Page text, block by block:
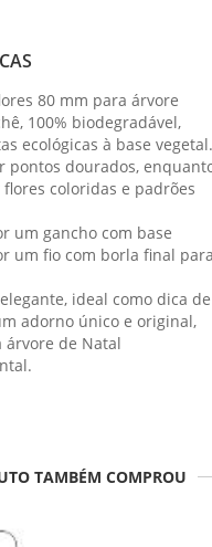
80 mm para árvore
100% biodegradável,
ecológicas à base vegetal.
pontos dourados,
coloridas e padrões
um gancho com base
um fio com borla final
ideal como dica de
adorno único e original,
de Natal
TAMBÉM COMPROU